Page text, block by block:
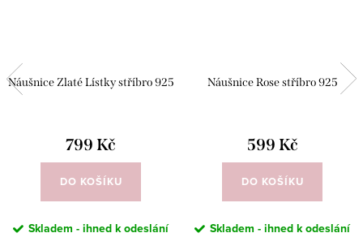
Náušnice Zlaté Lístky stříbro 925
799 Kč
DO KOŠÍKU
Skladem - ihned k odeslání
Náušnice Rose stříbro 925
599 Kč
DO KOŠÍKU
Skladem - ihned k odeslání